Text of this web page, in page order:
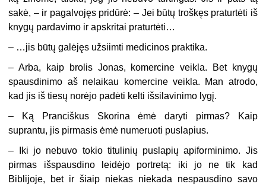
sakė, – ir pagalvojęs pridūrė: – Jei būtų troškęs praturtėti iš
knygų pardavimo ir apskritai praturtėti…
– …jis būtų galėjęs užsiimti medicinos praktika.
– Arba, kaip brolis Jonas, komercine veikla. Bet knygų
spausdinimo aš nelaikau komercine veikla. Man atrodo,
kad jis iš tiesų norėjo padėti kelti išsilavinimo lygį.
– Ką Pranciškus Skorina ėmė daryti pirmas? Kaip
suprantu, jis pirmasis ėmė numeruoti puslapius.
– Iki jo nebuvo tokio titulinių puslapių apiforminimo. Jis
pirmas išspausdino leidėjo portretą: iki jo ne tik kad
Biblijoje, bet ir šiaip niekas niekada nespausdino savo